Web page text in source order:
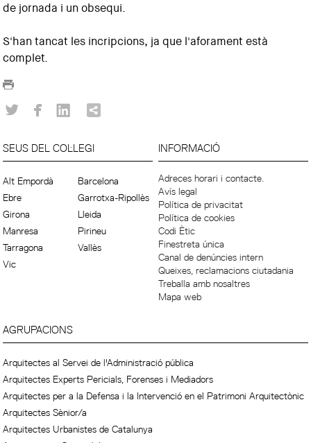
de jornada i un obsequi.
S'han tancat les incripcions, ja que l'aforament està
complet.
SEUS DEL COL·LEGI
Alt Empordà
Barcelona
Ebre
Garrotxa-Ripollès
Girona
Lleida
Manresa
Pirineu
Tarragona
Vallès
Vic
INFORMACIÓ
Adreces horari i contacte.
Avís legal
Política de privacitat
Política de cookies
Codi Ètic
Finestreta única
Canal de denúncies intern
Queixes, reclamacions ciutadania
Treballa amb nosaltres
Mapa web
AGRUPACIONS
Arquitectes al Servei de l'Administració pública
Arquitectes Experts Pericials, Forenses i Mediadors
Arquitectes per a la Defensa i la Intervenció en el Patrimoni Arquitectònic
Arquitectes Sènior/a
Arquitectes Urbanistes de Catalunya